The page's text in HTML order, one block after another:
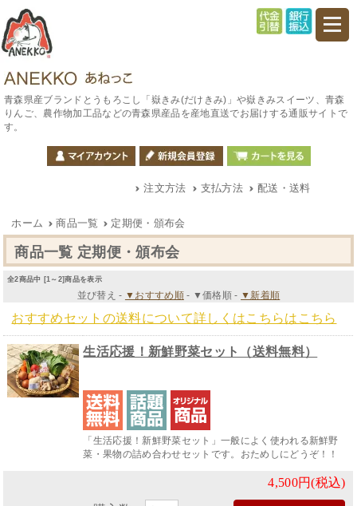
青森県産ブランドとうもろこし「嶽きみ(だけきみ)」や嶽きみスイーツ、青森
りんご、農作物加工品などの青森県産品を産地直送でお届けする通販サイトで
す。
配送・送料
支払方法
注文方法
ホーム 商品一覧 定期便・頒布会
商品一覧 定期便・頒布会
全2商品中 [1～2]商品を表示
並び替え - ▼おすすめ順- ▼価格順 - ▼新着順
おすすめセットの送料について詳しくはこちらはこちら
生活応援！新鮮野菜セット（送料無料）
「生活応援！新鮮野菜セット」一般によく使われる新鮮野
菜・果物の詰め合わせセットです。おためしにどうぞ！！
4,500円(税込)